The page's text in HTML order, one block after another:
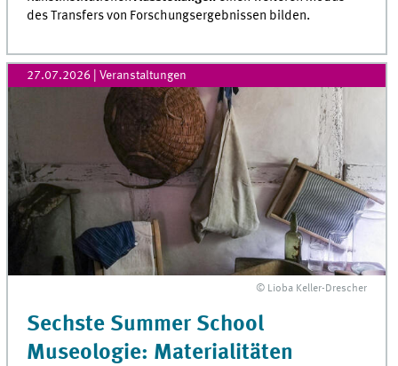
des Transfers von Forschungsergebnissen bilden.
27.07.2026 | Veranstaltungen
© Lioba Keller-Drescher
Sechste Summer School
Museologie: Materialitäten